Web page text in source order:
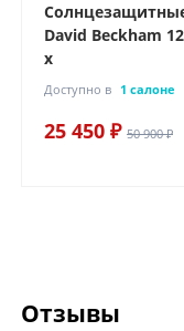
David Beckham
х
Доступно в 1 салоне
25 450 ₽ 50 900 ₽
Отзывы